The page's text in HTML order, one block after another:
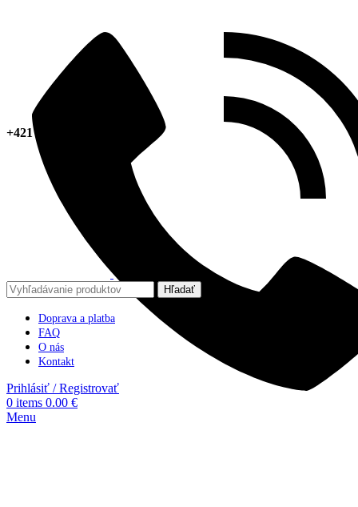
+421 918 378 267
Hľadať
Doprava a platba
FAQ
O nás
Kontakt
Prihlásiť / Registrovať
0 items 0.00 €
Menu